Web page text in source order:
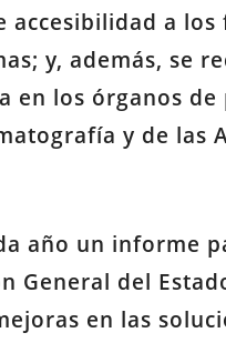
accesibilidad a los
y, además, se
en los órganos
y de las
año un informe
General del
en las